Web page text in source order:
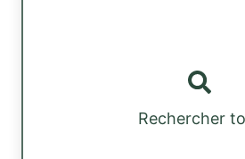
Rechercher